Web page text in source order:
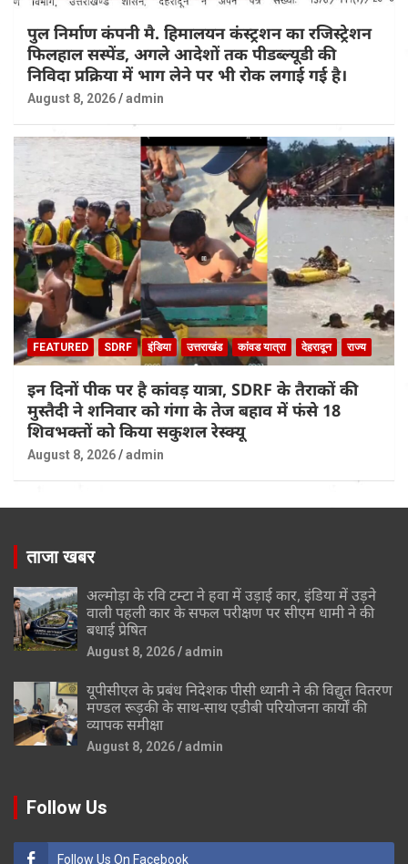
पुल निर्माण कंपनी मै. हिमालयन कंस्ट्रशन का रजिस्ट्रेशन
फिलहाल सस्पेंड, अगले आदेशों तक पीडब्ल्यूडी की
निविदा प्रक्रिया में भाग लेने पर भी रोक लगाई गई है।
August 8, 2026 admin
FEATURED SDRF इंडिया उत्तराखंड कांवड यात्रा देहरादून राज्य
इन दिनों पीक पर है कांवड़ यात्रा, SDRF के तैराकों की
मुस्तैदी ने शनिवार को गंगा के तेज बहाव में फंसे 18
शिवभक्तों को किया सकुशल रेस्क्यू
August 8, 2026 admin
ताजा खबर
अल्मोड़ा के रवि टम्टा ने हवा में उड़ाई कार, इंडिया में उड़ने
वाली पहली कार के सफल परीक्षण पर सीएम धामी ने की
बधाई प्रेषित
August 8, 2026 admin
यूपीसीएल के प्रबंध निदेशक पीसी ध्यानी ने की विद्युत वितरण
मण्डल रूड़की के साथ-साथ एडीबी परियोजना कार्यों की
व्यापक समीक्षा
August 8, 2026 admin
Follow Us
Follow Us On Facebook